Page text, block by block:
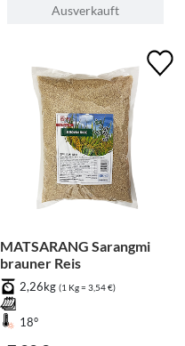
Ausverkauft
MATSARANG Sarangmi
brauner Reis
2,26kg (1 Kg = 3,54 €)
18°